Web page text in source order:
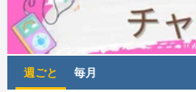
週ごと 毎月